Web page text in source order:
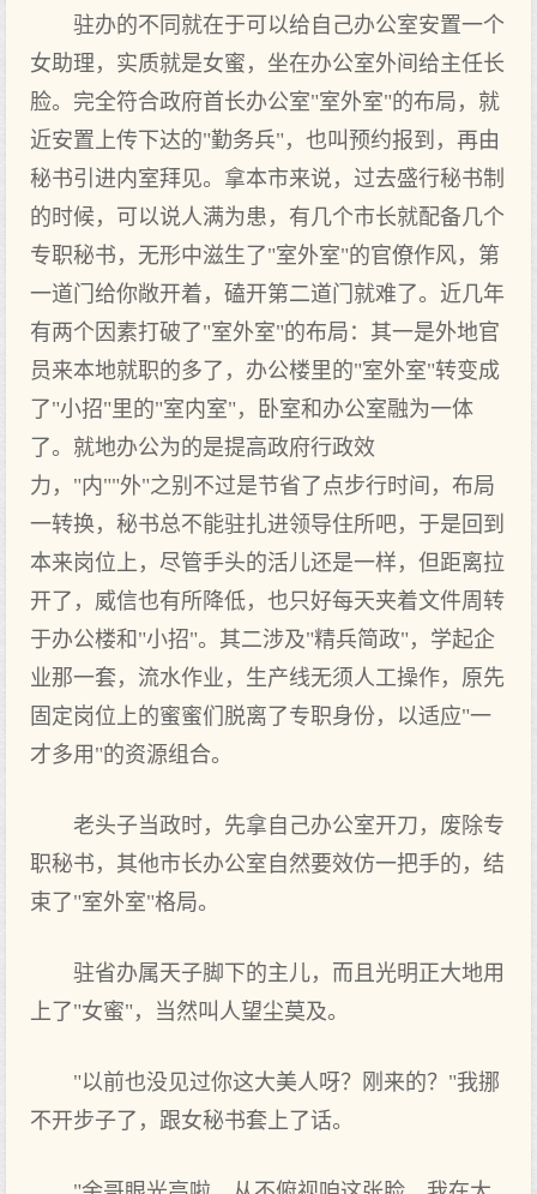
驻办的不同就在于可以给自己办公室安置一个
女助理，实质就是女蜜，坐在办公室外间给主任长
脸。完全符合政府首长办公室"室外室"的布局，就
近安置上传下达的"勤务兵"，也叫预约报到，再由
秘书引进内室拜见。拿本市来说，过去盛行秘书制
的时候，可以说人满为患，有几个市长就配备几个
专职秘书，无形中滋生了"室外室"的官僚作风，第
一道门给你敞开着，磕开第二道门就难了。近几年
有两个因素打破了"室外室"的布局：其一是外地官
员来本地就职的多了，办公楼里的"室外室"转变成
了"小招"里的"室内室"，卧室和办公室融为一体
了。就地办公为的是提高政府行政效
力，"内""外"之别不过是节省了点步行时间，布局
一转换，秘书总不能驻扎进领导住所吧，于是回到
本来岗位上，尽管手头的活儿还是一样，但距离拉
开了，威信也有所降低，也只好每天夹着文件周转
于办公楼和"小招"。其二涉及"精兵简政"，学起企
业那一套，流水作业，生产线无须人工操作，原先
固定岗位上的蜜蜜们脱离了专职身份，以适应"一
才多用"的资源组合。
老头子当政时，先拿自己办公室开刀，废除专
职秘书，其他市长办公室自然要效仿一把手的，结
束了"室外室"格局。
驻省办属天子脚下的主儿，而且光明正大地用
上了"女蜜"，当然叫人望尘莫及。
"以前也没见过你这大美人呀？刚来的？"我挪
不开步子了，跟女秘书套上了话。